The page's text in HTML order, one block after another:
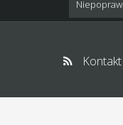
Kontakt